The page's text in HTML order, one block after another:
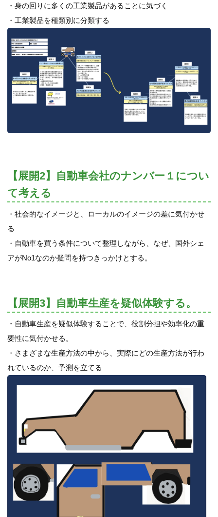
・身の回りに多くの工業製品があることに気づく
・工業製品を種類別に分類する
【展開2】自動車会社のナンバー１につい
て考える
・社会的なイメージと、ローカルのイメージの差に気付かせ
る
・自動車を買う条件について整理しながら、なぜ、国外シェ
アがNo1なのか疑問を持つきっかけとする。
【展開3】自動車生産を疑似体験する。
・自動車生産を疑似体験することで、役割分担や効率化の重
要性に気付かせる。
・さまざまな生産方法の中から、実際にどの生産方法が行わ
れているのか、予測を立てる